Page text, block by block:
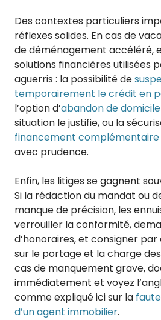
Des contextes particuliers
réflexes solides. En cas de
de déménagement accéléré,
solutions financières utilisées
aguerris : la possibilité de
temporairement le crédit en
l’option d’abandon de
situation le justifie, ou la
financement
avec prudence.
Enfin, les litiges se gagnent
Si la rédaction du mandat ou
manque de précision, les
verrouiller la conformité,
d’honoraires, et consigner
sur le portage et la charge
cas de manquement grave,
immédiatement et voyez
comme expliqué ici sur la
d’un agent immobilier.